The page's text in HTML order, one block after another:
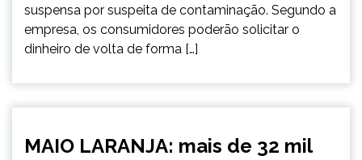
suspensa por suspeita de contaminação. Segundo a
empresa, os consumidores poderão solicitar o
dinheiro de volta de forma […]
NOTÍCIAS
MAIO LARANJA: mais de 32 mil